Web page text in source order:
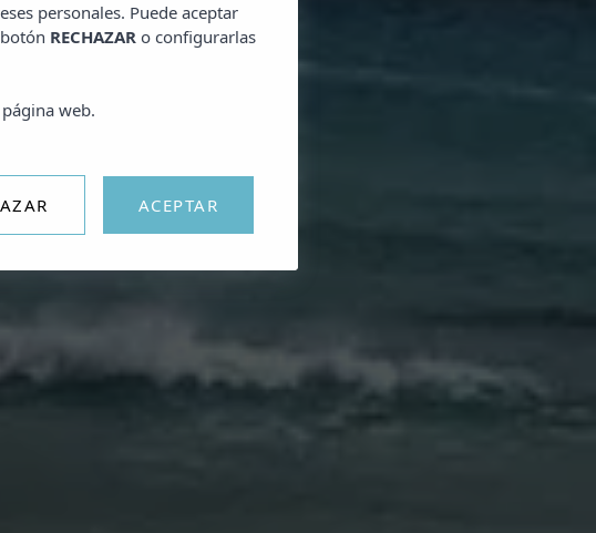
personales. Puede aceptar
RECHAZARo configurarlas
web.
ACEPTAR